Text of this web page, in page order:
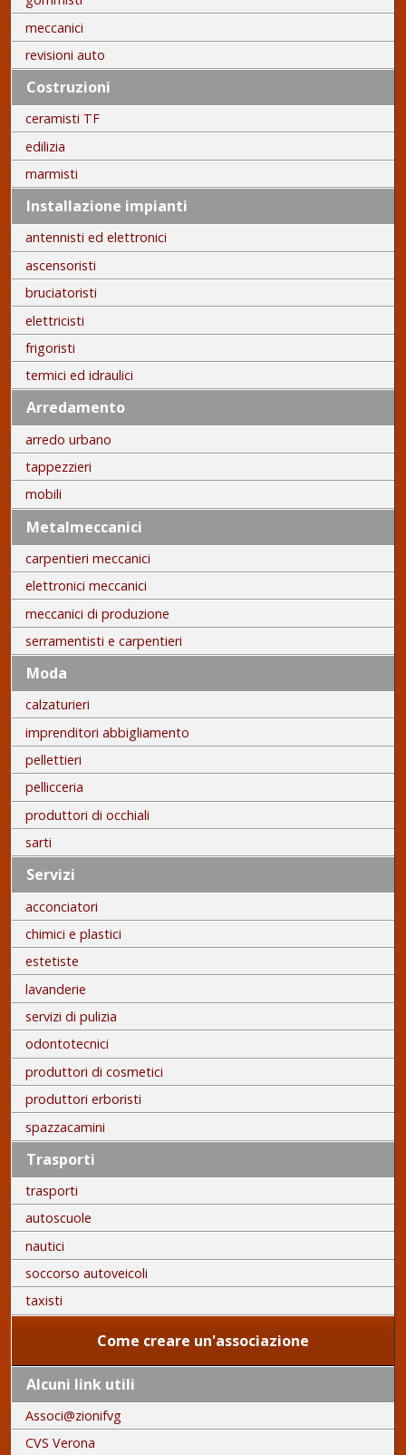
meccanici
revisioni auto
Costruzioni
ceramisti TF
edilizia
marmisti
Installazione impianti
antennisti ed elettronici
ascensoristi
bruciatoristi
elettricisti
frigoristi
termici ed idraulici
Arredamento
arredo urbano
tappezzieri
mobili
Metalmeccanici
carpentieri meccanici
elettronici meccanici
meccanici di produzione
serramentisti e carpentieri
Moda
calzaturieri
imprenditori abbigliamento
pellettieri
pellicceria
produttori di occhiali
sarti
Servizi
acconciatori
chimici e plastici
estetiste
lavanderie
servizi di pulizia
odontotecnici
produttori di cosmetici
produttori erboristi
spazzacamini
Trasporti
trasporti
autoscuole
nautici
soccorso autoveicoli
taxisti
Come creare un'associazione
Alcuni link utili
Associ@zionifvg
CVS Verona